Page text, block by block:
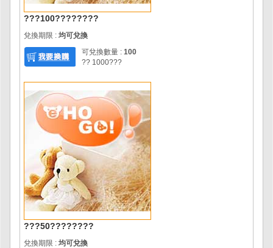
???100????????
兌換期限 : 均可兌換
可兌換數量 : 100
?? 1000???
???50????????
兌換期限 : 均可兌換